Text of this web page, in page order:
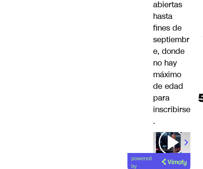
abiertas
hasta
fines de
septiembr
e, donde
no hay
máximo
de edad
para
inscribirse
.
powered
by